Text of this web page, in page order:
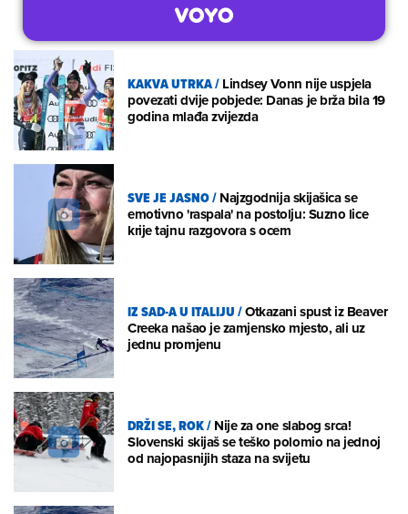
KAKVA UTRKA/Lindsey Vonn nije uspjela
povezati dvije pobjede: Danas je brža bila 19
godina mlađa zvijezda
SVE JE JASNO/Najzgodnija skijašica se
emotivno 'raspala' na postolju: Suzno lice
krije tajnu razgovora s ocem
IZ SAD-A U ITALIJU/Otkazani spust iz Beaver
Creeka našao je zamjensko mjesto, ali uz
jednu promjenu
DRŽI SE, ROK/Nije za one slabog srca!
Slovenski skijaš se teško polomio na jednoj
od najopasnijih staza na svijetu